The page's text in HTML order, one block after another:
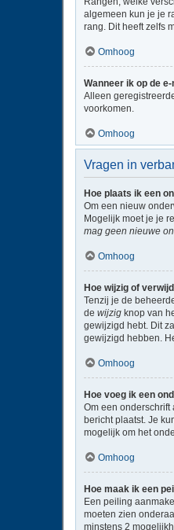
algemeen kun je je
rang. Dit heeft zelfs
Omhoog
Wanneer ik op de
Alleen
voorkomen.
Omhoog
Vragen in
Hoe plaats ik een
Om een nieuw
Mogelijk moet je je
mag geen nieuwe
Omhoog
Hoe wijzig of
Tenzij je de
de wijzig knop van
gewijzigd hebt. Dit
gewijzigd hebben.
Omhoog
Hoe voeg ik een
Om een onderschrift
bericht plaatst. Je
mogelijk om het
Omhoog
Hoe maak ik een
Een peiling
moeten zien
minstens 2